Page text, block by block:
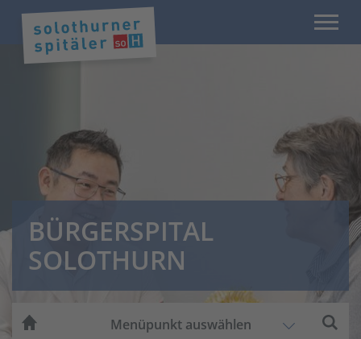
BÜRGERSPITAL
SOLOTHURN
Menüpunkt auswählen